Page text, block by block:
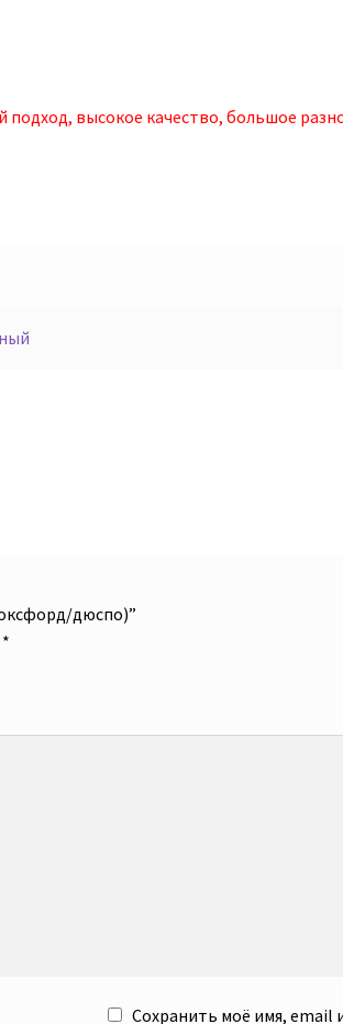
высокое качество, большое
дюспо)”
*
Сохранить моё имя, email